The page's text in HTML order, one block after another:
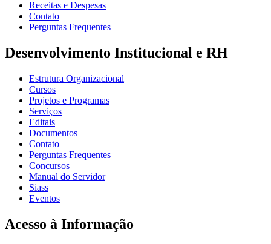
Receitas e Despesas
Contato
Perguntas Frequentes
Desenvolvimento Institucional e RH
Estrutura Organizacional
Cursos
Projetos e Programas
Serviços
Editais
Documentos
Contato
Perguntas Frequentes
Concursos
Manual do Servidor
Siass
Eventos
Acesso à Informação